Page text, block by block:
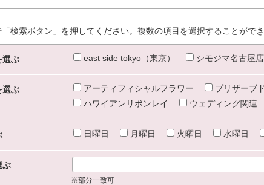
検索ボタン」を押してください。複数の項目を選択することができ
選ぶ east side tokyo（東京） シモジマ名古屋店
選ぶ アーティフィシャルフラワー プリザーブ
ハワイアンリボンレイ
ウェディング関連
日曜日 月曜日 火曜日 水曜日
ぶ
※部分一致可